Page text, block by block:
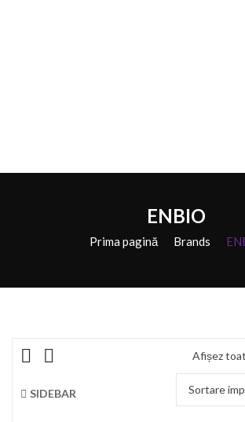
ENBIO
Prima pagină Brands
Afișez
SIDEBAR Sortare